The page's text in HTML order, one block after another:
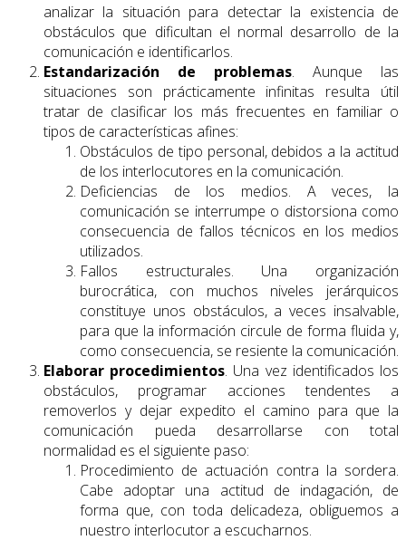
analizar la situación para detectar la existencia de
obstáculos que dificultan el normal desarrollo de la
comunicación e identificarlos.
Estandarización de problemas. Aunque las
situaciones son prácticamente infinitas resulta útil
tratar de clasificar los más frecuentes en familiar o
tipos de características afines:
Obstáculos de tipo personal, debidos a la actitud
de los interlocutores en la comunicación.
Deficiencias de los medios. A veces, la
comunicación se interrumpe o distorsiona como
consecuencia de fallos técnicos en los medios
utilizados.
Fallos estructurales. Una organización
burocrática, con muchos niveles jerárquicos
constituye unos obstáculos, a veces insalvable,
para que la información circule de forma fluida y,
como consecuencia, se resiente la comunicación.
Elaborar procedimientos. Una vez identificados los
obstáculos, programar acciones tendentes a
removerlos y dejar expedito el camino para que la
comunicación pueda desarrollarse con total
normalidad es el siguiente paso:
Procedimiento de actuación contra la sordera.
Cabe adoptar una actitud de indagación, de
forma que, con toda delicadeza, obliguemos a
nuestro interlocutor a escucharnos.